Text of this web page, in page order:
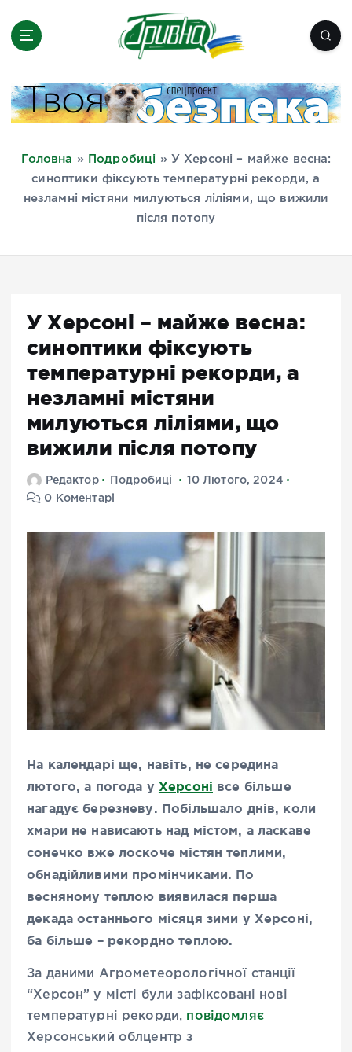
Миколаїв, Одеса, Мелітополь
Головна » Подробиці » У Херсоні – майже весна:
синоптики фіксують температурні рекорди, а
незламні містяни милуються ліліями, що вижили
після потопу
У Херсоні – майже весна:
синоптики фіксують
температурні рекорди, а
незламні містяни
милуються ліліями, що
вижили після потопу
Редактор Подробиці
10 Лютого, 2024
0 Коментарі
На календарі ще, навіть, не середина
лютого, а погода у Херсоні все більше
нагадує березневу. Побільшало днів, коли
хмари не нависають над містом, а ласкаве
сонечко вже лоскоче містян теплими,
обнадійливими промінчиками. По
весняному теплою виявилася перша
декада останнього місяця зими у Херсоні,
ба більше – рекордно теплою.
За даними Агрометеорологічної станції
“Херсон” у місті були зафіксовані нові
температурні рекорди, повідомляє
Херсонський облцентр з